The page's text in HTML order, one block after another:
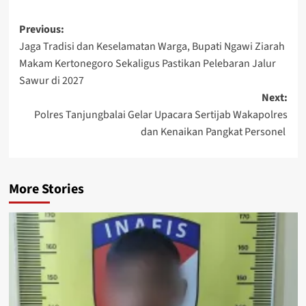
Post
navigation
Previous:
Jaga Tradisi dan Keselamatan Warga, Bupati Ngawi Ziarah
Makam Kertonegoro Sekaligus Pastikan Pelebaran Jalur
Sawur di 2027
Next:
Polres Tanjungbalai Gelar Upacara Sertijab Wakapolres
dan Kenaikan Pangkat Personel
More Stories